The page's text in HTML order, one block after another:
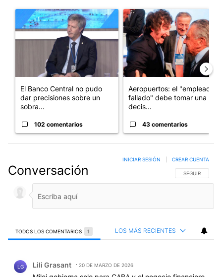
Un artículo de tendencia con el título "El Banco Central no
El Banco Central no pudo
dar precisiones sobre un
sobra...
102 comentarios
Un artículo de tendencia con
Aeropuertos: el "empleado
fallado" debe tomar una
decis...
43 comentarios
Conversación SIGA ESTA
SEGUIR
INICIAR SESIÓN CREAR CUENTA
TODOS LOS COMENTARIOS 1 LOS MÁS RECIENTES
LG Lili Grasant 20 DE MARZO DE 2026